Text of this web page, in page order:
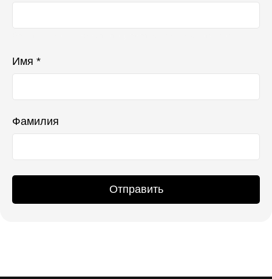
Имя *
Фамилия
Отправить